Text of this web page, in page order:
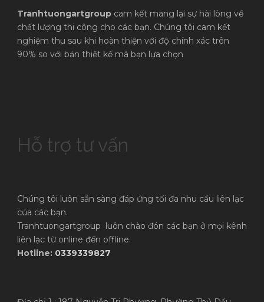
Tranhtuongartgroup cam kết mang lại sự hài lòng về
chất lượng thi công cho các bạn. Chúng tôi cam kết
nghiệm thu sau khi hoàn thiện với độ chính xác trên
90% so với bản thiết kế mà bạn lựa chọn
Hỗ trợ tư vấn
Chúng tôi luôn sẵn sàng đáp ứng tối đa nhu cầu liên lạc
của các bạn.
Tranhtuongartgroup luôn chào đón các bạn ở mọi kênh
liên lạc từ online đến offline.
Hotline: 0339339827